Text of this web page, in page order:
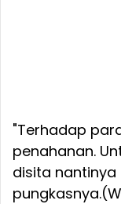
"Terhadap
penahanan.
disita nantinya